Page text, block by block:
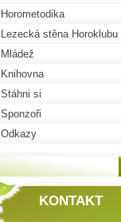
Horometodika
Lezecká stěna Horoklubu
Mládež
Knihovna
Stáhni si
Sponzoři
Odkazy
KONTAKT